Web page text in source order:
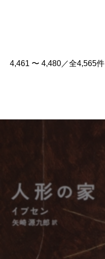
4,461 〜 4,480／全4,565件